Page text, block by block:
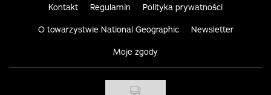
Kontakt Regulamin Polityka prywatności
O towarzystwie National Geographic Newsletter
Moje zgody